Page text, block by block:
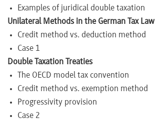
Examples of juridical double taxation
Unilateral Methods in the German Tax Law
Credit method vs. deduction method
Case 1
Double Taxation Treaties
The OECD model tax convention
Credit method vs. exemption method
Progressivity provision
Case 2